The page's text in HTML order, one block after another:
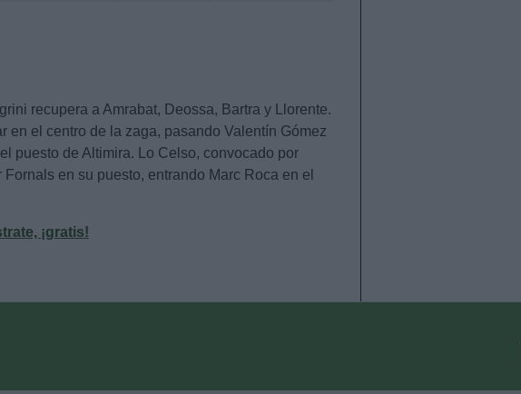
recupera a Amrabat, Deossa, Bartra y Llorente.
en el centro de la zaga, pasando Valentín Gómez
puesto de Altimira. Lo Celso, convocado por
en su puesto, entrando Marc Roca en el
¡gratis!